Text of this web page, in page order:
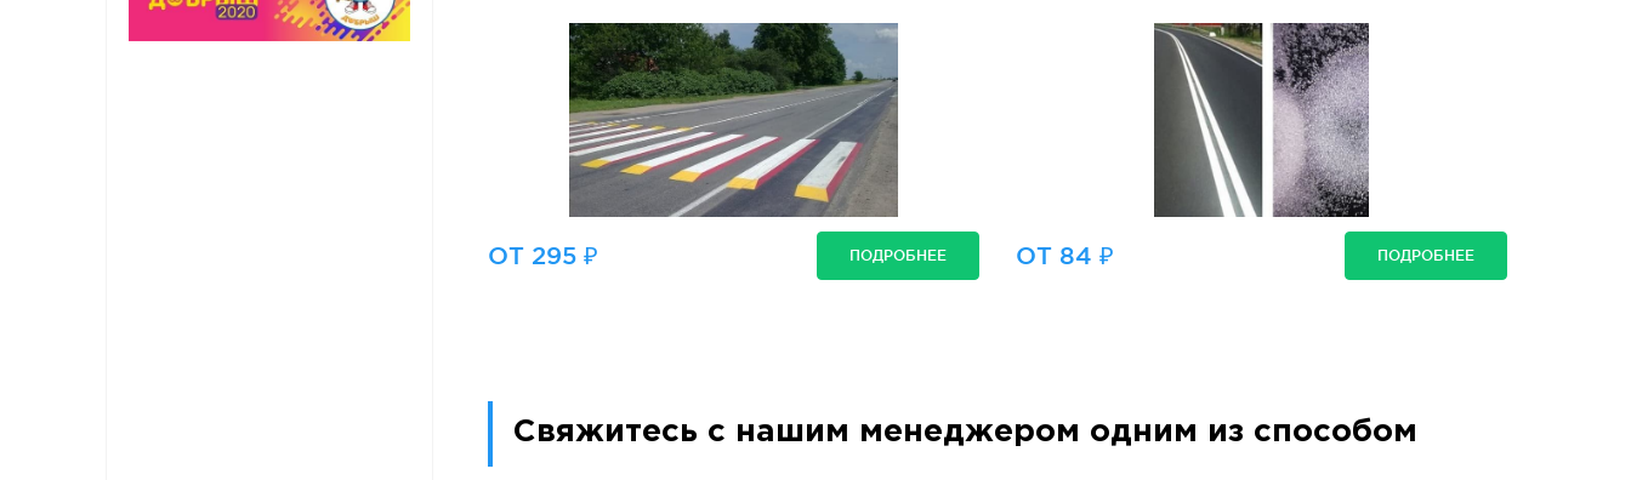
ОТ 295 ₽ ПОДРОБНЕЕ ОТ 84 ₽ ПОДРОБНЕЕ
Свяжитесь с нашим менеджером одним из способом